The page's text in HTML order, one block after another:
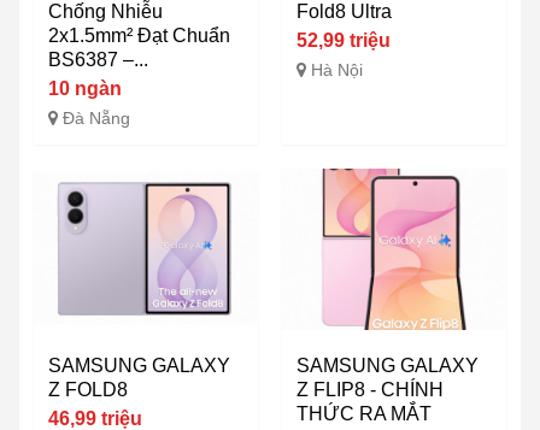
Chống Nhiễu
2x1.5mm² Đạt Chuẩn
BS6387 –...
10 ngàn
Đà Nẵng
Fold8 Ultra
52,99 triệu
Hà Nội
SAMSUNG GALAXY
Z FOLD8
46,99 triệu
SAMSUNG GALAXY
Z FLIP8 - CHÍNH
THỨC RA MẮT